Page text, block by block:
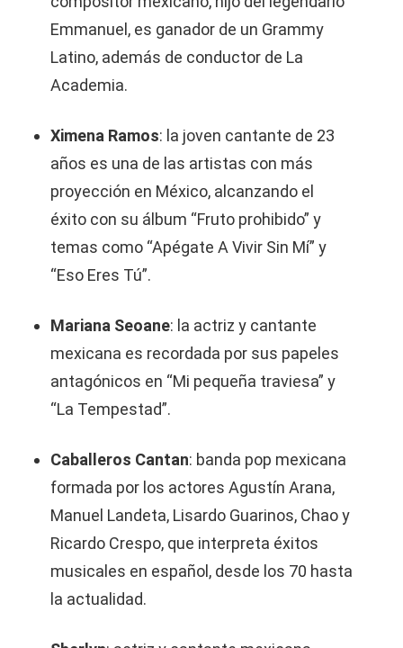
Emmanuel, es ganador de un Grammy
Latino, además de conductor de La
Academia.
Ximena Ramos: la joven cantante de 23
años es una de las artistas con más
proyección en México, alcanzando el
éxito con su álbum “Fruto prohibido” y
temas como “Apégate A Vivir Sin Mí” y
“Eso Eres Tú”.
Mariana Seoane: la actriz y cantante
mexicana es recordada por sus papeles
antagónicos en “Mi pequeña traviesa” y
“La Tempestad”.
Caballeros Cantan: banda pop mexicana
formada por los actores Agustín Arana,
Manuel Landeta, Lisardo Guarinos, Chao y
Ricardo Crespo, que interpreta éxitos
musicales en español, desde los 70 hasta
la actualidad.